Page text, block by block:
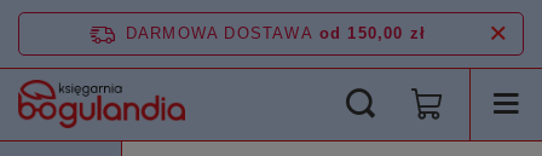
DARMOWA DOSTAWA od 150,00 zł